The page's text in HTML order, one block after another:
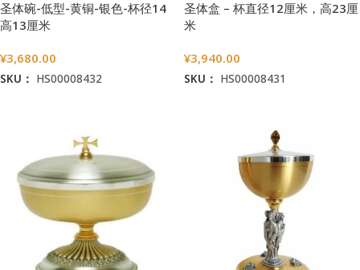
圣体碗-低型-黄铜-银色-杯径14
高13厘米
¥3,680.00
SKU： HS00008432
圣体盒 – 杯直径12厘米，高23厘
米
¥3,940.00
SKU： HS00008431